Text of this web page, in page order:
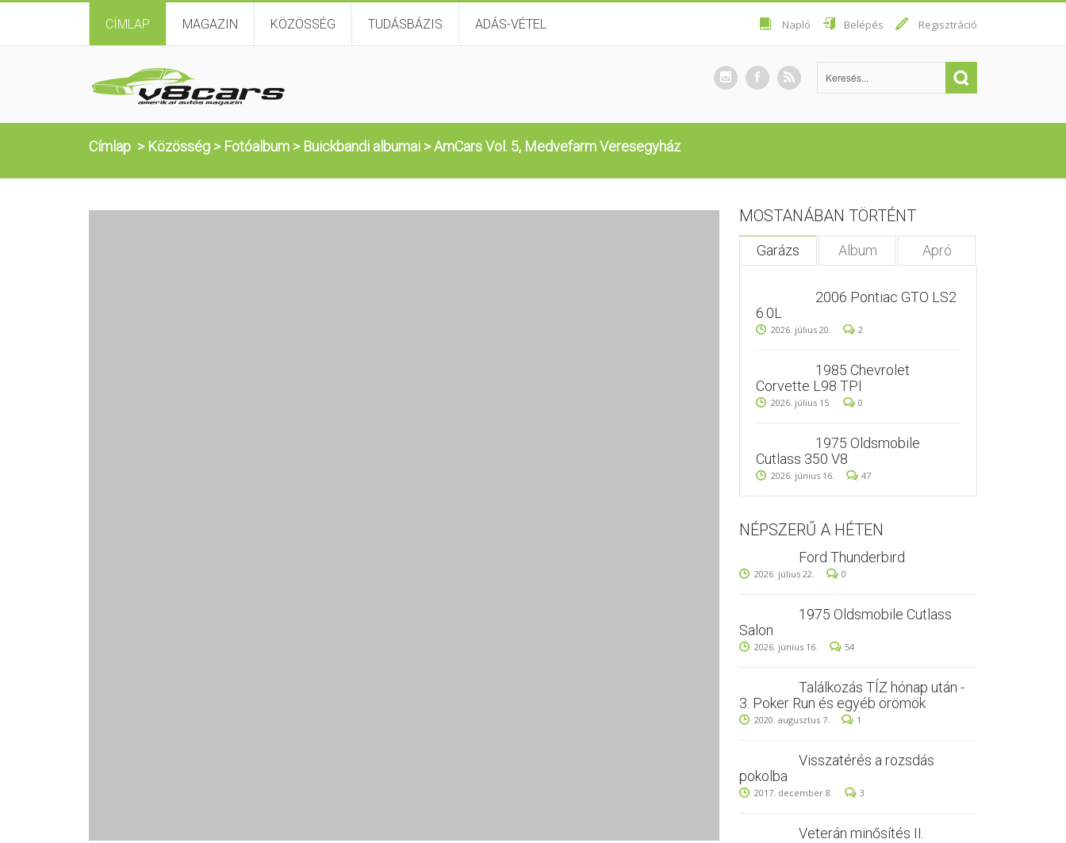
CÍMLAP MAGAZIN KÖZÖSSÉG TUDÁSBÁZIS ADÁS-VÉTEL Napló Belépés Regisztráció
Címlap > Közösség > Fotóalbum > Buickbandi albumai >AmCars Vol. 5, Medvefarm Veresegyház
MOSTANÁBAN TÖRTÉNT
Garázs Album Apró
2006 Pontiac GTO LS2
6.0L
2026. július 20. 2
1985 Chevrolet
Corvette L98 TPI
2026. július 15. 0
1975 Oldsmobile
Cutlass 350 V8
2026. június 16. 47
NÉPSZERŰ A HÉTEN
Ford Thunderbird
2026. július 22. 0
1975 Oldsmobile Cutlass
Salon
2026. június 16. 54
Találkozás TÍZ hónap után -
3. Poker Run és egyéb örömök
2020. augusztus 7. 1
Visszatérés a rozsdás
pokolba
2017. december 8. 3
Veterán minősítés II.